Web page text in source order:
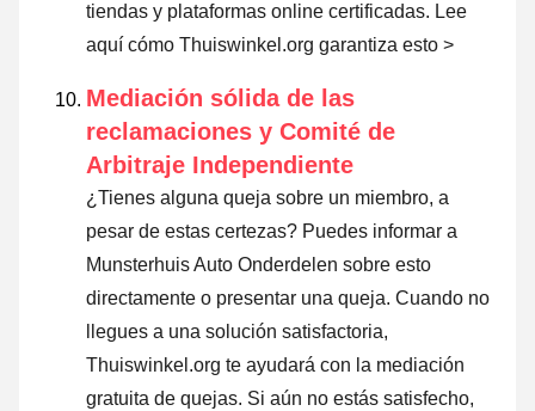
tiendas y plataformas online certificadas. Lee
aquí cómo Thuiswinkel.org garantiza esto >
Mediación sólida de las
reclamaciones y Comité de
Arbitraje Independiente
¿Tienes alguna queja sobre un miembro, a
pesar de estas certezas? Puedes informar a
Munsterhuis Auto Onderdelen sobre esto
directamente o presentar una queja. Cuando no
llegues a una solución satisfactoria,
Thuiswinkel.org te ayudará con la mediación
gratuita de quejas. Si aún no estás satisfecho,